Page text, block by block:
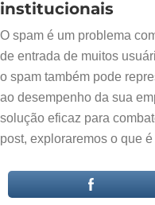
institucionais
O spam é um problema
de entrada de muitos
o spam também pode
ao desempenho da sua
solução eficaz para
post, exploraremos o que